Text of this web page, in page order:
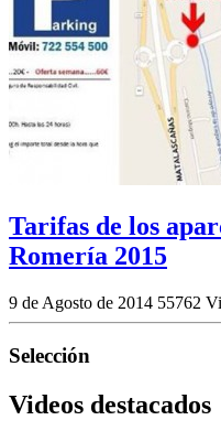
Tarifas de los
Romería 2015
9 de Agosto de 2014 55762
Selección
Videos destacados